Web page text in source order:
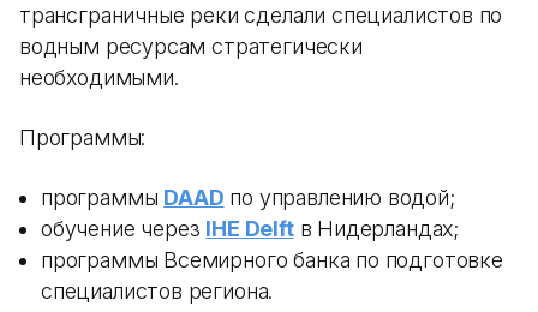
трансграничные реки сделали специалистов по
водным ресурсам стратегически
необходимыми.
Программы:
программы DAAD по управлению водой;
обучение через IHE Delftв Нидерландах;
программы Всемирного банка по подготовке
специалистов региона.